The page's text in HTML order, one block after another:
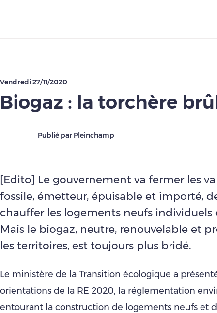
Vendredi 27/11/2020
Biogaz : la torchère
Publié par Pleinchamp
[Edito] Le gouvernement va fermer les
fossile, émetteur, épuisable et importé,
chauffer les logements neufs individuels
Mais le biogaz, neutre, renouvelable et
les territoires, est toujours plus bridé.
Le ministère de la Transition écologique a
orientations de la RE 2020, la réglementation
entourant la construction de logements neufs et